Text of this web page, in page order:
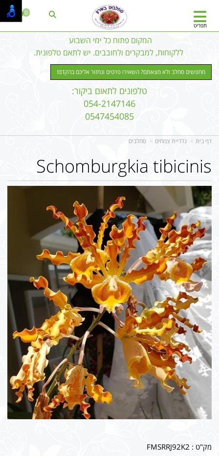
המקום פתוח כל ימי השבוע
ללקוחות, למבקרים ולחובבים. יש לתאם טלפונית.
מחפשים סחלב ולא מצאתם? השאירו פרטים ונחזור אליכם בהקדם!
טלפונים לתאום ביקור:
054-2147146
0547454085
תפריט
0
דף בית גלריית צמחים סחלבים
Schomburgkia tibicinis
מק"ט : FMSRRJ92K2